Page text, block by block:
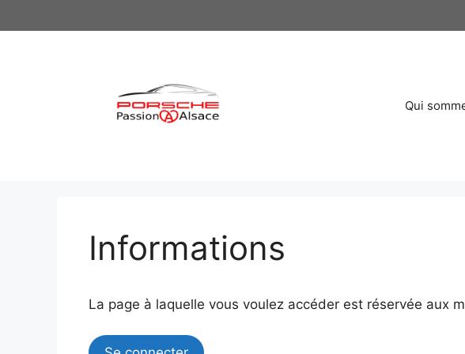
au
Qui
Informations
La page à laquelle vous voulez accéder est réservée aux